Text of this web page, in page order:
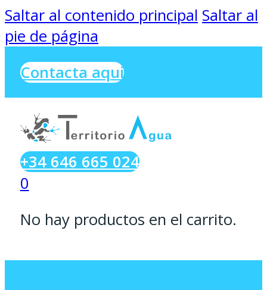
Saltar al contenido principal Saltar al
pie de página
Contacta aqui
+34 646 665 024
0
No hay productos en el carrito.